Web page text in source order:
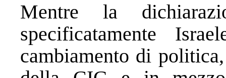
Mentre la
specificatamente
cambiamento di